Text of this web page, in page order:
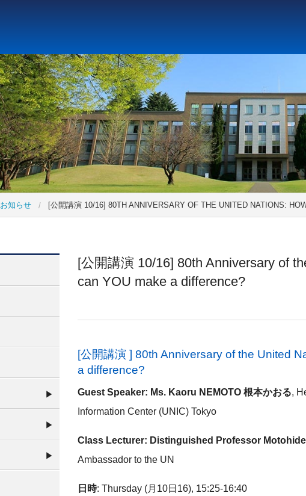
社会科学研究所 キリスト教と文化研究所
お知らせ [公開講演 10/16] 80TH ANNIVERSARY OF THE UNITED NATIONS:
[公開講演 10/16] 80th Anniversary of
can YOU make a difference?
[公開講演 ] 80th Anniversary of the United
a difference?
Guest Speaker: Ms. Kaoru NEMOTO 根本かおる,
Information Center (UNIC) Tokyo
Class Lecturer: Distinguished Professor
Ambassador to the UN
日時: Thursday (月10日16), 15:25-16:40